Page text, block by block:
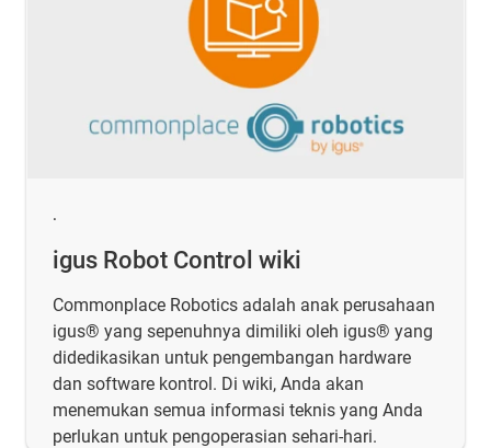
.
igus Robot Control wiki
Commonplace Robotics adalah anak perusahaan
igus® yang sepenuhnya dimiliki oleh igus® yang
didedikasikan untuk pengembangan hardware
dan software kontrol. Di wiki, Anda akan
menemukan semua informasi teknis yang Anda
perlukan untuk pengoperasian sehari-hari.